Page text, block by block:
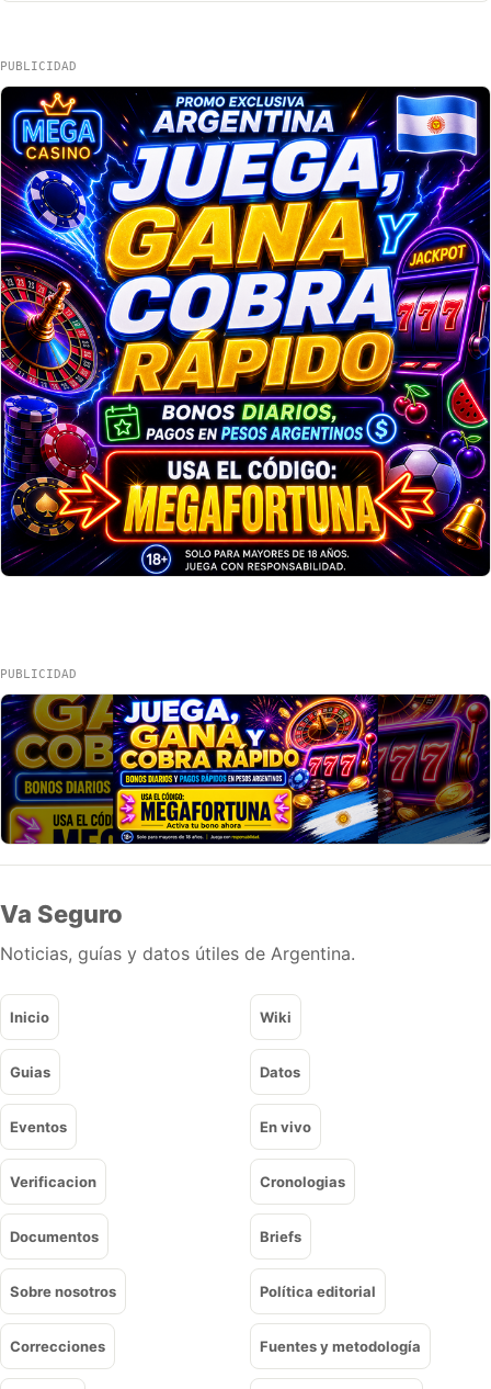
PUBLICIDAD
PUBLICIDAD
Va Seguro
Noticias, guías y datos útiles de Argentina.
Inicio Wiki
Guias Datos
Eventos En vivo
Verificacion Cronologias
Documentos Briefs
Sobre nosotros Política editorial
Correcciones Fuentes y metodología